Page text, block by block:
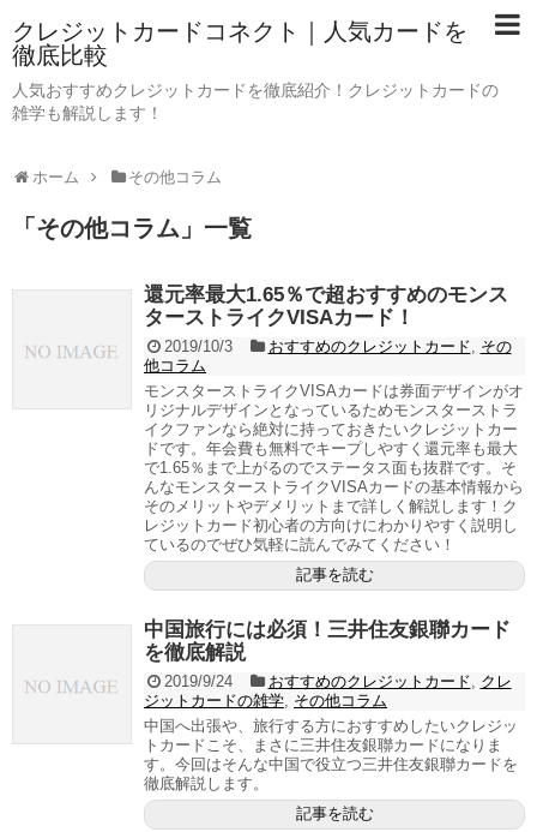
クレジットカードコネクト｜人気カードを
徹底比較
人気おすすめクレジットカードを徹底紹介！クレジットカードの
雑学も解説します！
ホーム その他コラム
「 その他コラム 」 一覧
還元率最大1.65％で超おすすめのモンス
ターストライクVISAカード！
2019/10/3 おすすめのクレジットカード, その
他コラム
モンスターストライクVISAカードは券面デザインがオ
リジナルデザインとなっているためモンスターストラ
イクファンなら絶対に持っておきたいクレジットカー
ドです。年会費も無料でキープしやすく還元率も最大
で1.65％まで上がるのでステータス面も抜群です。そ
んなモンスターストライクVISAカードの基本情報から
そのメリットやデメリットまで詳しく解説します！ク
レジットカード初心者の方向けにわかりやすく説明し
ているのでぜひ気軽に読んでみてください！
記事を読む
中国旅行には必須！三井住友銀聯カード
を徹底解説
2019/9/24 おすすめのクレジットカード, クレ
ジットカードの雑学, その他コラム
中国へ出張や、旅行する方におすすめしたいクレジッ
トカードこそ、まさに三井住友銀聯カードになりま
す。今回はそんな中国で役立つ三井住友銀聯カードを
徹底解説します。
記事を読む